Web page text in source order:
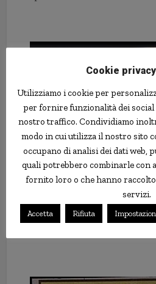
Grazie al mio dentista posso di
preferiti. Qualcuno me la spieghi.
Cookie
Utilizziamo i cookie per
per fornire funzionalità dei social
nostro traffico. Condividiamo
modo in cui utilizza il nostro sito
occupano di analisi dei dati web,
quali potrebbero combinarle con
fornito loro o che hanno
servizi.
Accetta Rifiuta